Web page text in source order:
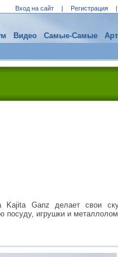
Вход на сайт | Регистрация |
Видео Самые-Самые Арт
Kajita Ganz делает свои
посуду, игрушки и